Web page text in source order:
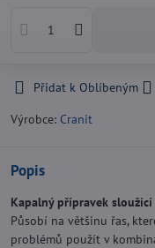
Přidat k Oblíbeným
Výrobce: Cranit
Popis
Kapalný přípravek
Působí na většinu řas,
problémů použít v